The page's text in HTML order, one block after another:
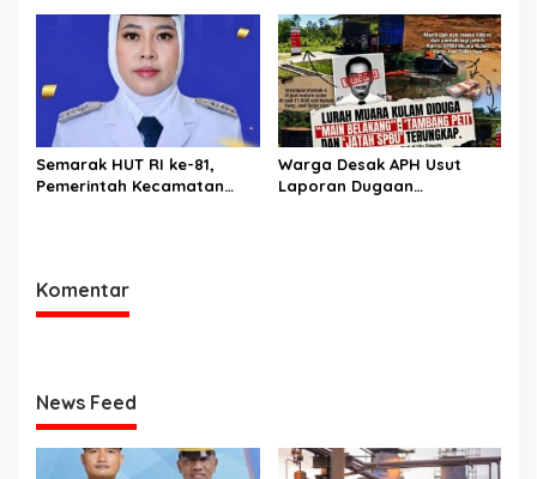
Panitia
Tersangka Kecelakaan
Maut antara Bus ALS dan
Tangki BBM Tewaskan 19
Orang
Semarak HUT RI ke-81,
Pemerintah Kecamatan
Warga Desak APH Usut
Laporan Dugaan
Komentar
News Feed